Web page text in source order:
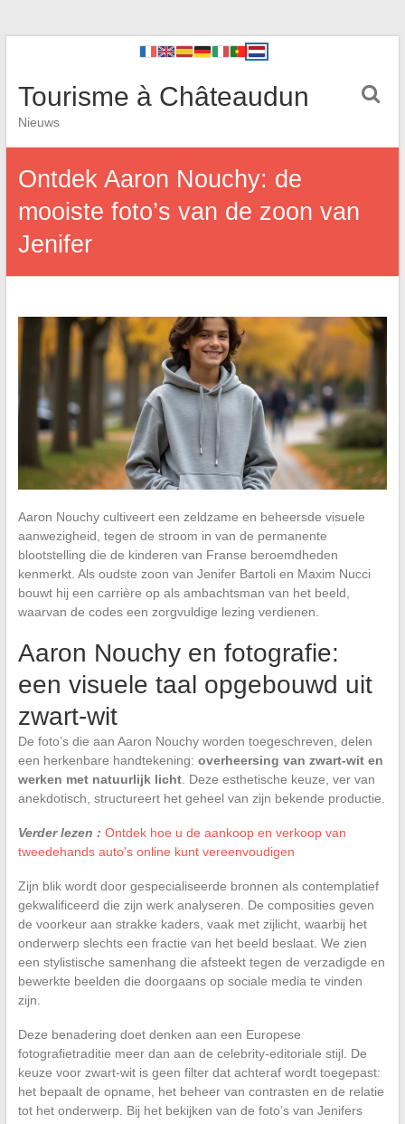
Tourisme à Châteaudun
Nieuws
Ontdek Aaron Nouchy: de
mooiste foto’s van de zoon van
Jenifer
Aaron Nouchy cultiveert een zeldzame en beheersde visuele
aanwezigheid, tegen de stroom in van de permanente
blootstelling die de kinderen van Franse beroemdheden
kenmerkt. Als oudste zoon van Jenifer Bartoli en Maxim Nucci
bouwt hij een carrière op als ambachtsman van het beeld,
waarvan de codes een zorgvuldige lezing verdienen.
Aaron Nouchy en fotografie:
een visuele taal opgebouwd uit
zwart-wit
De foto’s die aan Aaron Nouchy worden toegeschreven, delen
een herkenbare handtekening: overheersing van zwart-wit en
werken met natuurlijk licht. Deze esthetische keuze, ver van
anekdotisch, structureert het geheel van zijn bekende productie.
Verder lezen : Ontdek hoe u de aankoop en verkoop van
tweedehands auto's online kunt vereenvoudigen
Zijn blik wordt door gespecialiseerde bronnen als contemplatief
gekwalificeerd die zijn werk analyseren. De composities geven
de voorkeur aan strakke kaders, vaak met zijlicht, waarbij het
onderwerp slechts een fractie van het beeld beslaat. We zien
een stylistische samenhang die afsteekt tegen de verzadigde en
bewerkte beelden die doorgaans op sociale media te vinden
zijn.
Deze benadering doet denken aan een Europese
fotografietraditie meer dan aan de celebrity-editoriale stijl. De
keuze voor zwart-wit is geen filter dat achteraf wordt toegepast:
het bepaalt de opname, het beheer van contrasten en de relatie
tot het onderwerp. Bij het bekijken van de foto’s van Jenifers